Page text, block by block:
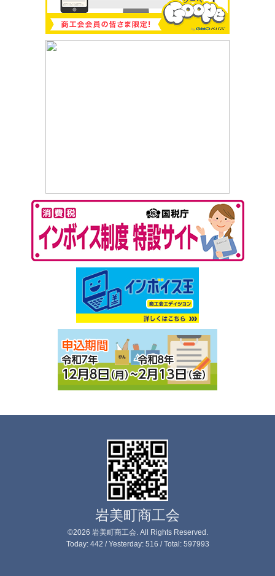
岩美町商工会
©2026 岩美町商工会. All Rights Reserved.
Today: 442 / Yesterday: 516 / Total: 597993